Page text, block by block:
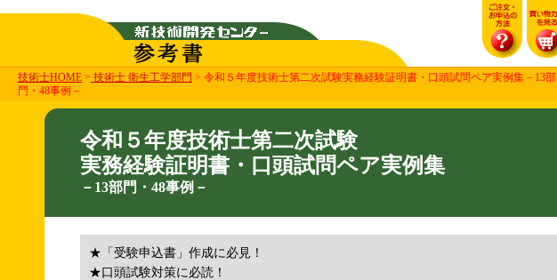
技術士HOME > 技術士 衛生工学部門 > 令和５年度技術士第二次試験実務経験証明書・口頭試問ペア実例集－13部
門・48事例－
令和５年度技術士第二次試験
実務経験証明書・口頭試問ペア実例集
－13部門・48事例－
★「受験申込書」作成に必見！
★口頭試験対策に必読！